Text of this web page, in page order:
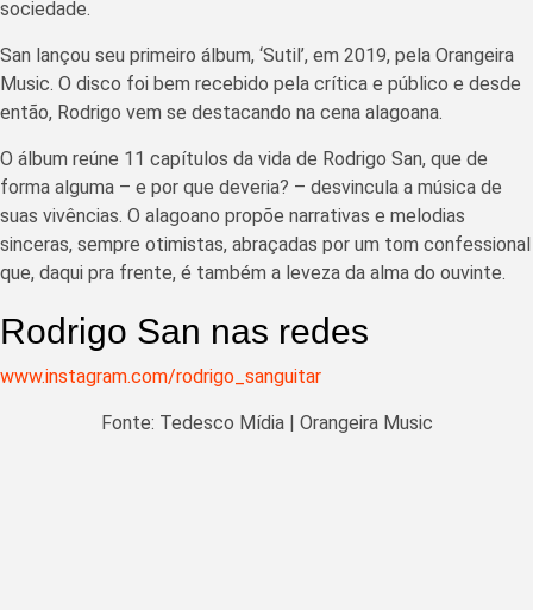
sociedade.
San lançou seu primeiro álbum, ‘Sutil’, em 2019, pela Orangeira
Music. O disco foi bem recebido pela crítica e público e desde
então, Rodrigo vem se destacando na cena alagoana.
O álbum reúne 11 capítulos da vida de Rodrigo San, que de
forma alguma – e por que deveria? – desvincula a música de
suas vivências. O alagoano propõe narrativas e melodias
sinceras, sempre otimistas, abraçadas por um tom confessional
que, daqui pra frente, é também a leveza da alma do ouvinte.
Rodrigo San nas redes
www.instagram.com/rodrigo_sanguitar
Fonte: Tedesco Mídia | Orangeira Music